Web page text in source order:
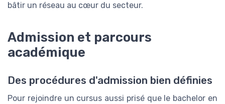
bâtir un réseau au cœur du secteur.
Admission et parcours
académique
Des procédures d'admission bien définies
Pour rejoindre un cursus aussi prisé que le bachelor en